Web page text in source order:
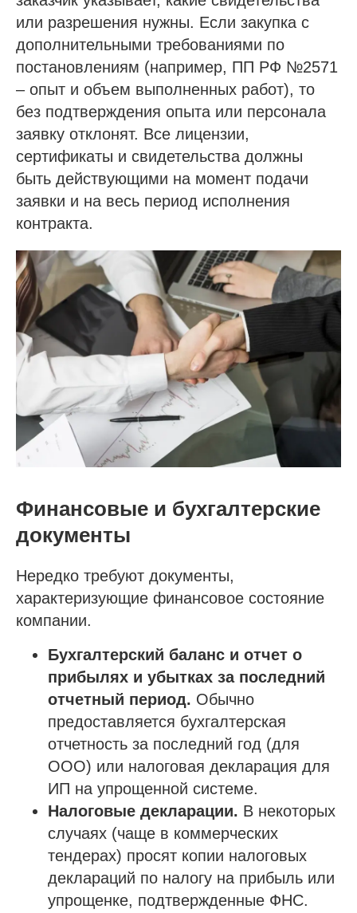
или разрешения нужны. Если закупка с
дополнительными требованиями по
постановлениям (например, ПП РФ №2571
– опыт и объем выполненных работ), то
без подтверждения опыта или персонала
заявку отклонят. Все лицензии,
сертификаты и свидетельства должны
быть действующими на момент подачи
заявки и на весь период исполнения
контракта.
Финансовые и бухгалтерские
документы
Нередко требуют документы,
характеризующие финансовое состояние
компании.
Бухгалтерский баланс и отчет о
прибылях и убытках за последний
отчетный период. Обычно
предоставляется бухгалтерская
отчетность за последний год (для
ООО) или налоговая декларация для
ИП на упрощенной системе.
Налоговые декларации. В некоторых
случаях (чаще в коммерческих
тендерах) просят копии налоговых
деклараций по налогу на прибыль или
упрощенке, подтвержденные ФНС.